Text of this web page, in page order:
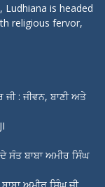
Ludhiana is headed
religious fervor,
: ਜੀਵਨ, ਬਾਣੀ ਅਤੇ
ਸੰਤ ਬਾਬਾ ਅਮੀਰ ਸਿੰਘ